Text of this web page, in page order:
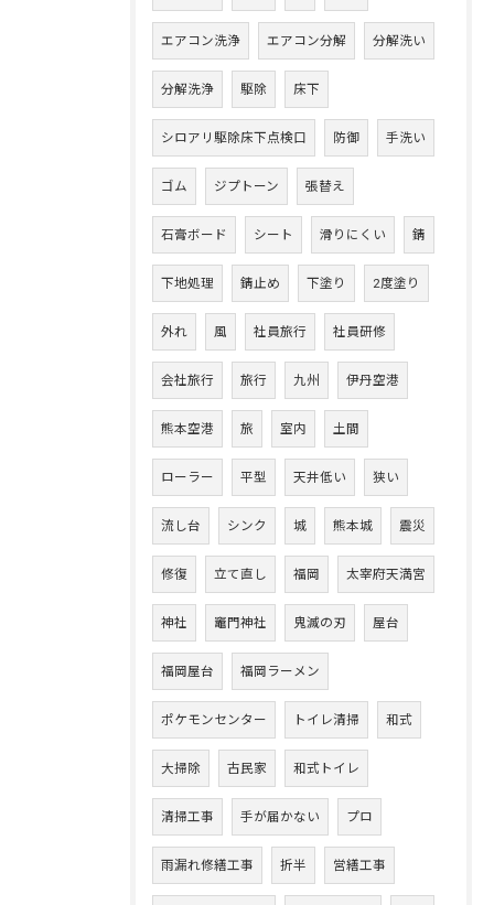
エアコン洗浄 エアコン分解 分解洗い
分解洗浄 駆除 床下
シロアリ駆除床下点検口 防御 手洗い
ゴム ジプトーン 張替え
石膏ボード シート 滑りにくい 錆
下地処理 錆止め 下塗り 2度塗り
外れ 風 社員旅行 社員研修
会社旅行 旅行 九州 伊丹空港
熊本空港 旅 室内 土間
ローラー 平型 天井低い 狭い
流し台 シンク 城 熊本城 震災
修復 立て直し 福岡 太宰府天満宮
神社 竈門神社 鬼滅の刃 屋台
福岡屋台 福岡ラーメン
ポケモンセンター トイレ清掃 和式
大掃除 古民家 和式トイレ
清掃工事 手が届かない プロ
雨漏れ修繕工事 折半 営繕工事